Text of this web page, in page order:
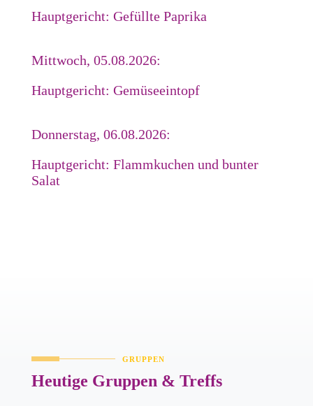
Hauptgericht: Gefüllte Paprika
Mittwoch, 05.08.2026:
Hauptgericht: Gemüseeintopf
Donnerstag, 06.08.2026:
Hauptgericht: Flammkuchen und bunter
Salat
GRUPPEN
Heutige Gruppen & Treffs